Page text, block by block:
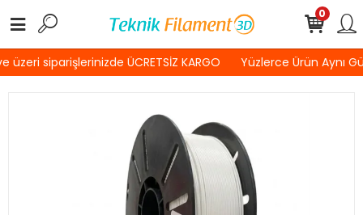
siparişlerinizde ÜCRETSİZ KARGO Yüzlerce Ürün Aynı
0